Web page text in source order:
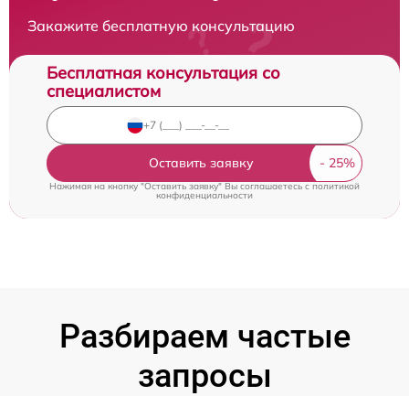
Закажите бесплатную консультацию
Бесплатная консультация со
специалистом
Оставить заявку
Нажимая на кнопку "Оставить заявку" Вы соглашаетесь cполитикой
конфиденциальности
Разбираем частые
запросы